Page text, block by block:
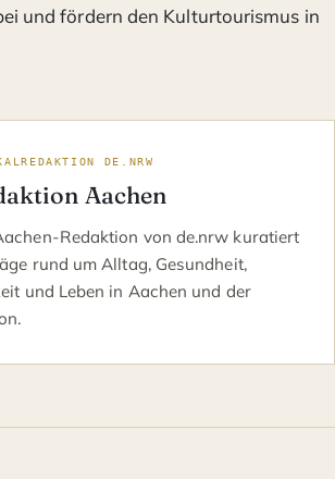
und fördern den Kulturtourismus in
DE.NRW
Aachen
Redaktion von de.nrw kuratiert
rund um Alltag, Gesundheit,
und Leben in Aachen und der